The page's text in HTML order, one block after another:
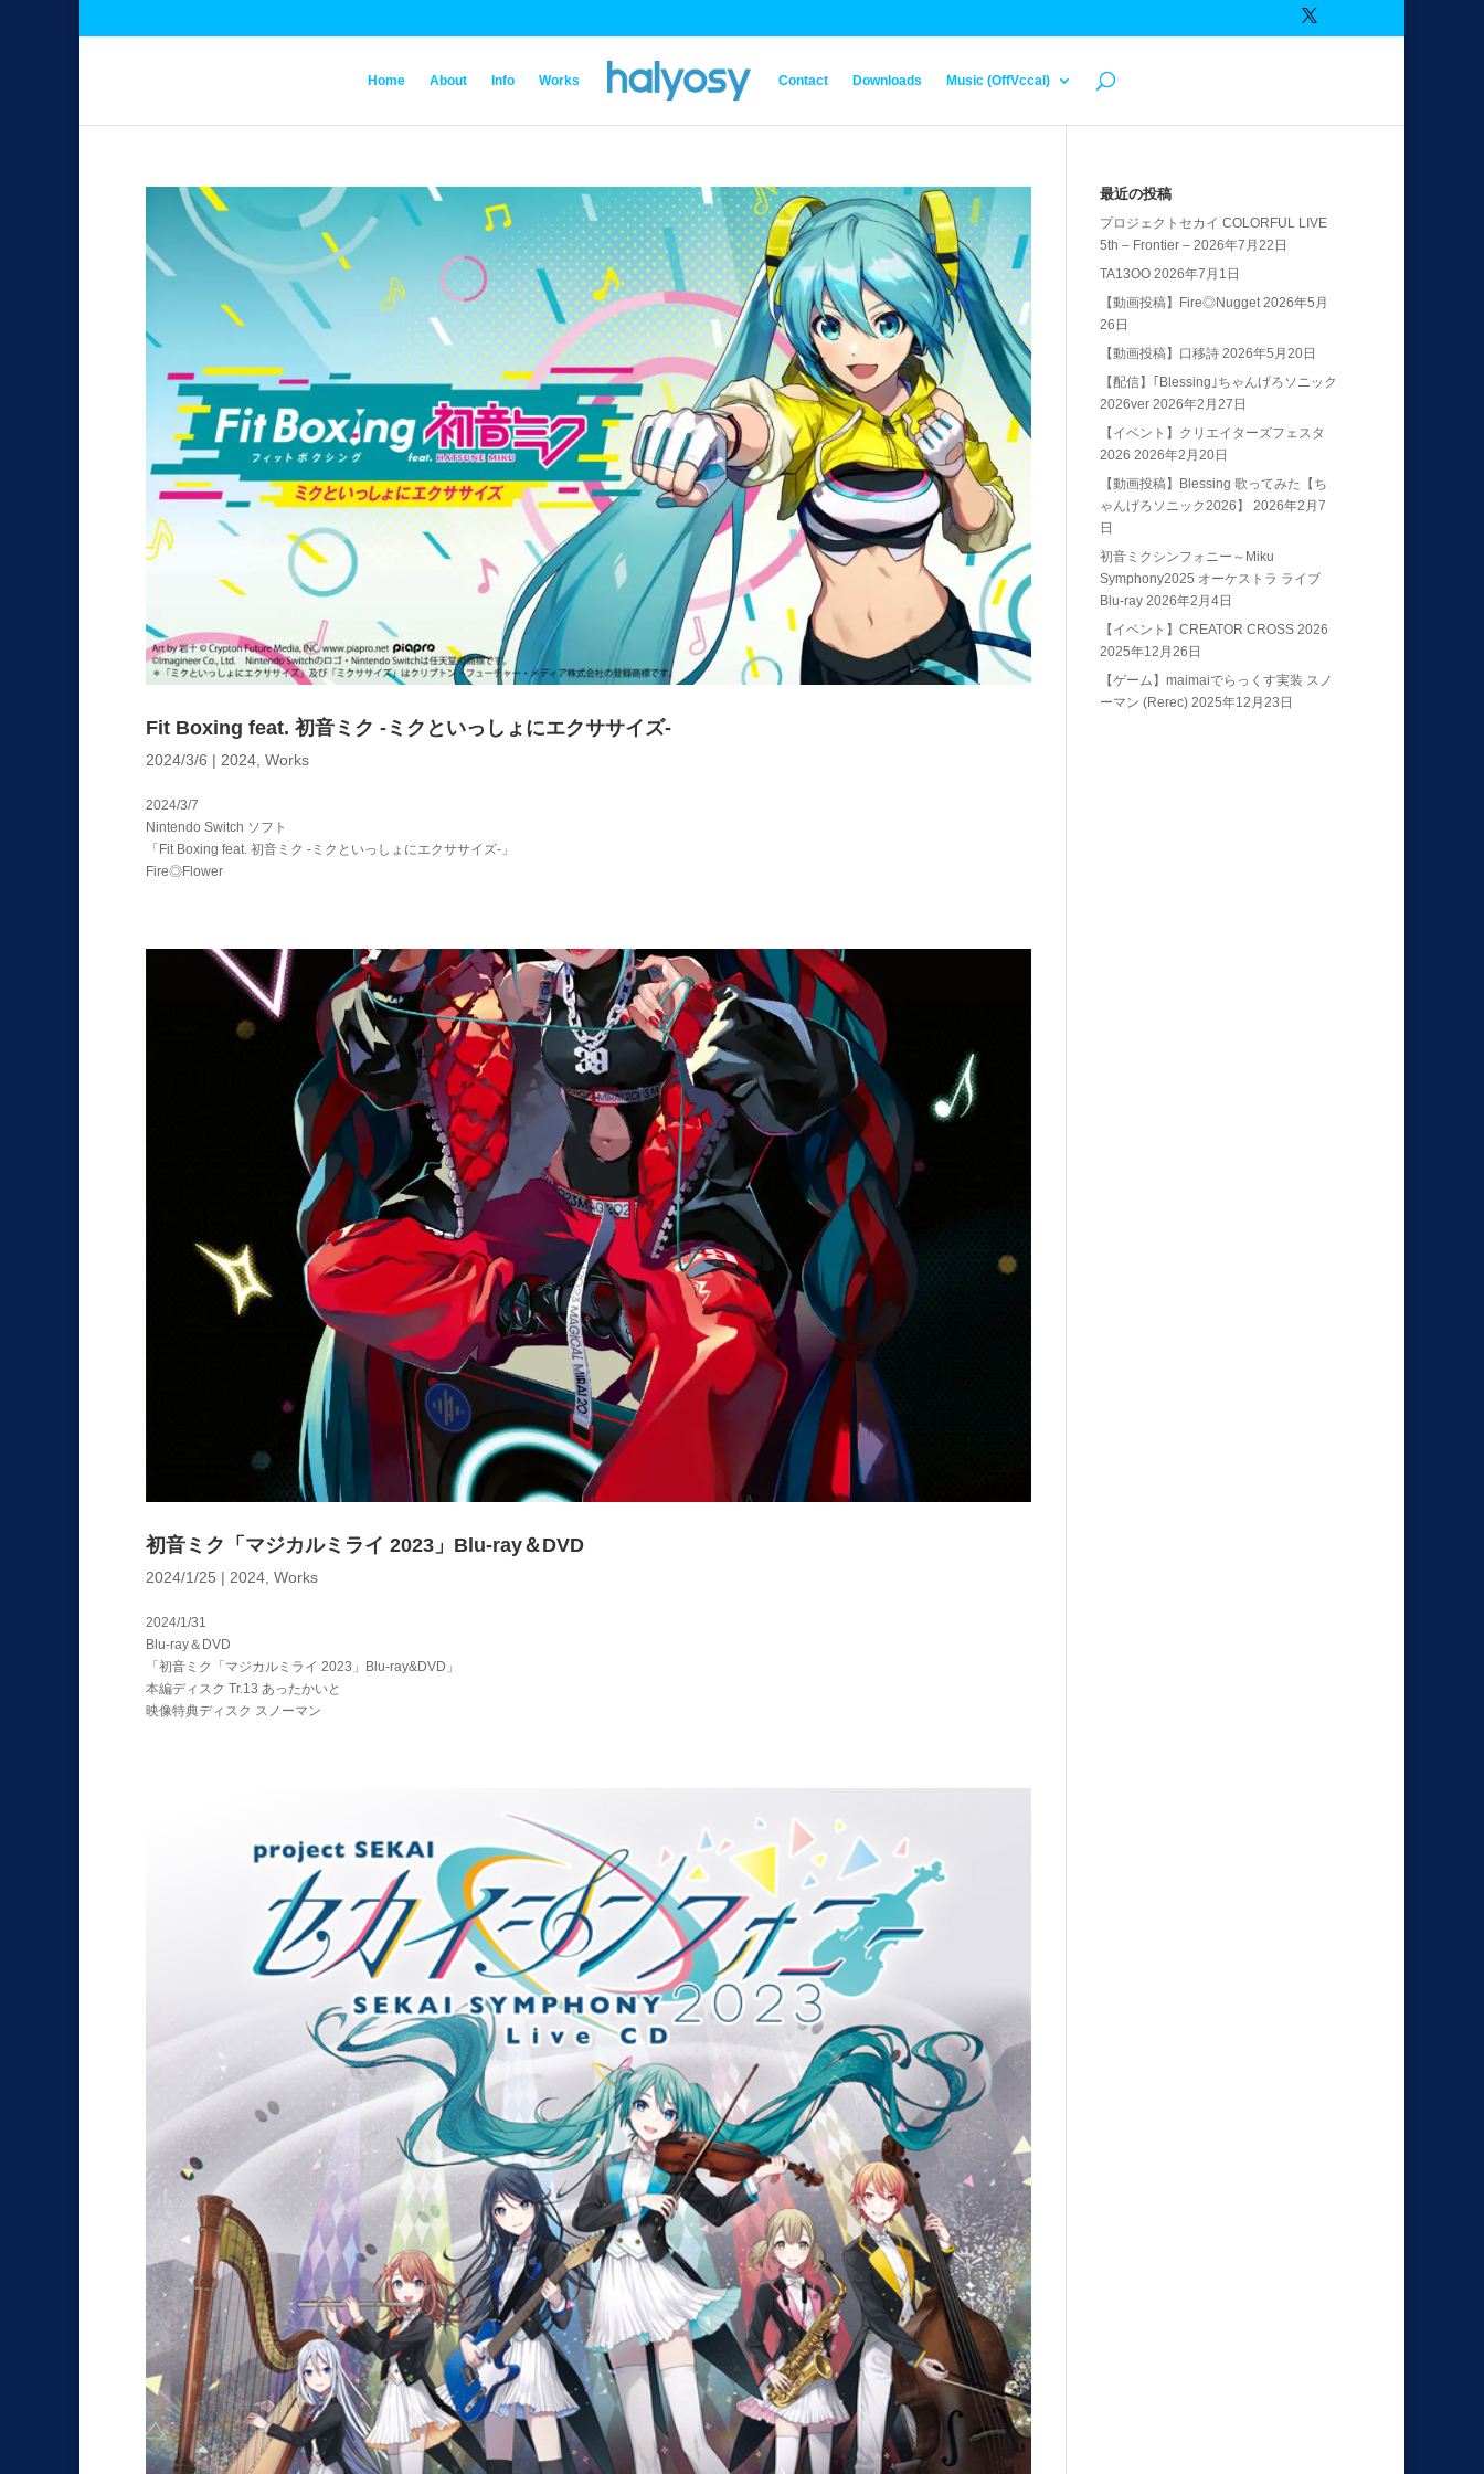
Home About Info Works Contact Downloads Music (OffVccal)
Fit Boxing feat. 初音ミク -ミクといっしょにエクササイズ-
2024/3/6 | 2024 Works
2024/3/7
Nintendo Switch ソフト
「Fit Boxing feat. 初音ミク -ミクといっしょにエクササイズ-」
Fire◎Flower
初音ミク「マジカルミライ 2023」Blu-ray＆DVD
2024/1/25 | 2024 Works
2024/1/31
Blu-ray＆DVD
「初音ミク「マジカルミライ 2023」Blu-ray&DVD」
本編ディスク Tr.13 あったかいと
映像特典ディスク スノーマン
最近の投稿
プロジェクトセカイ COLORFUL LIVE
5th – Frontier – 2026年7月22日
TA13OO 2026年7月1日
【動画投稿】Fire◎Nugget 2026年5月
26日
【動画投稿】口移詩 2026年5月20日
【配信】｢Blessing｣ちゃんげろソニック
2026ver 2026年2月27日
【イベント】クリエイターズフェスタ
2026 2026年2月20日
【動画投稿】Blessing 歌ってみた【ち
ゃんげろソニック2026】
2026年2月7
日
初音ミクシンフォニー～Miku
Symphony2025 オーケストラ ライブ
Blu-ray 2026年2月4日
【イベント】CREATOR CROSS 2026
2025年12月26日
【ゲーム】maimaiでらっくす実装 スノ
ーマン (Rerec) 2025年12月23日